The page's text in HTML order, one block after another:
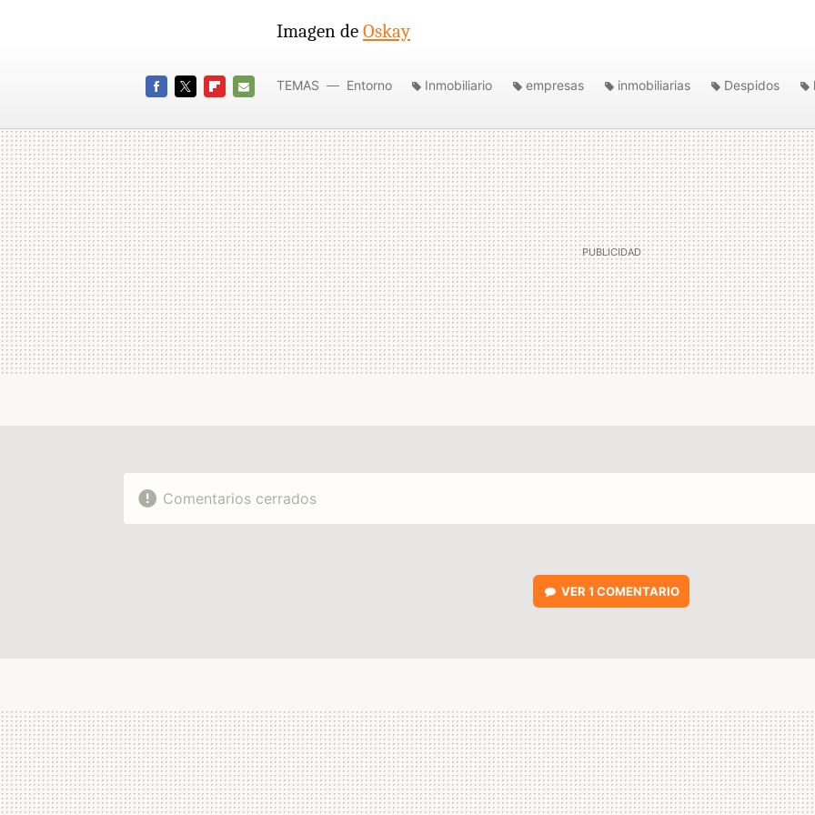
Imagen de Oskay
MAIL
TEMAS Entorno Inmobiliario empresas inmobiliarias Despidos
Comentarios cerrados
VER 1 COMENTARIO